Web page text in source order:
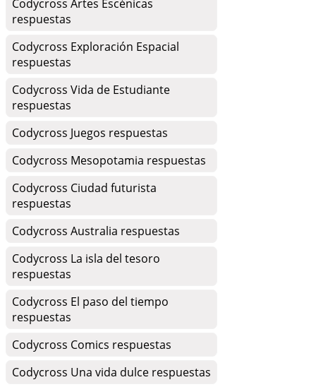
Codycross Artes Escénicas
respuestas
Codycross Exploración Espacial
respuestas
Codycross Vida de Estudiante
respuestas
Codycross Juegos respuestas
Codycross Mesopotamia respuestas
Codycross Ciudad futurista
respuestas
Codycross Australia respuestas
Codycross La isla del tesoro
respuestas
Codycross El paso del tiempo
respuestas
Codycross Comics respuestas
Codycross Una vida dulce respuestas